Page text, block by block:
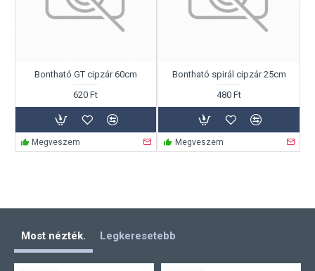
Bontható GT cipzár 60cm
620 Ft
Megveszem
Bontható spirál cipzár 25cm
480 Ft
Megveszem
Most nézték. Legkeresetebb